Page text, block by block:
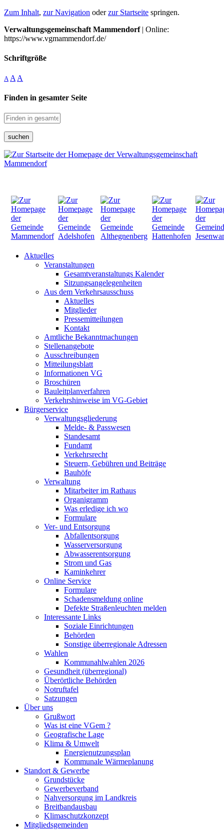
Zum Inhalt, zur Navigation oderzur Startseite springen.
Verwaltungsgemeinschaft Mammendorf| Online:
https://www.vgmammendorf.de/
Schriftgröße
A A A
Finden in gesamter Seite
suchen
Aktuelles
Veranstaltungen
Gesamtveranstaltungs Kalender
Sitzungsangelegenheiten
Aus dem Verkehrsausschuss
Aktuelles
Mitglieder
Pressemitteilungen
Kontakt
Amtliche Bekanntmachungen
Stellenangebote
Ausschreibungen
Mitteilungsblatt
Informationen VG
Broschüren
Bauleitplanverfahren
Verkehrshinweise im VG-Gebiet
Bürgerservice
Verwaltungsgliederung
Melde- & Passwesen
Standesamt
Fundamt
Verkehrsrecht
Steuern, Gebühren und Beiträge
Bauhöfe
Verwaltung
Mitarbeiter im Rathaus
Organigramm
Was erledige ich wo
Formulare
Ver- und Entsorgung
Abfallentsorgung
Wasserversorgung
Abwasserentsorgung
Strom und Gas
Kaminkehrer
Online Service
Formulare
Schadensmeldung online
Defekte Straßenleuchten melden
Interessante Links
Soziale Einrichtungen
Behörden
Sonstige überregionale Adressen
Wahlen
Kommunahlwahlen 2026
Gesundheit (überregional)
Überörtliche Behörden
Notruftafel
Satzungen
Über uns
Grußwort
Was ist eine VGem ?
Geografische Lage
Klima & Umwelt
Energienutzungsplan
Kommunale Wärmeplanung
Standort & Gewerbe
Grundstücke
Gewerbeverband
Nahversorgung im Landkreis
Breitbandausbau
Klimaschutzkonzept
Mitgliedsgemeinden